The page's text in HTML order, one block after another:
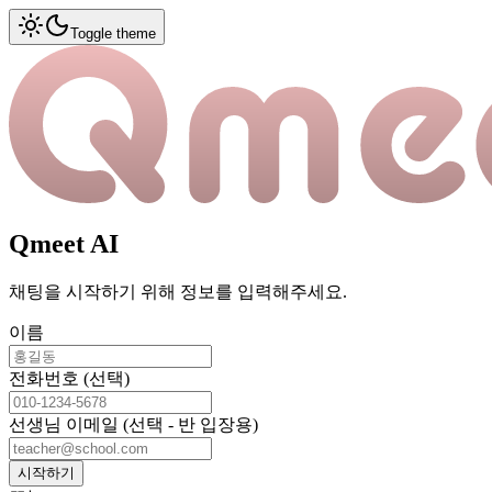
Toggle theme
Qmeet AI
채팅을 시작하기 위해 정보를 입력해주세요.
이름
전화번호 (선택)
선생님 이메일 (선택 - 반 입장용)
시작하기